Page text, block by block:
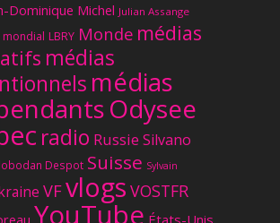
Dominique Michel Julian Assange
mondial LBRY Monde médias
médias
médias
Odysee
radio Russie Silvano
Despot Suisse Sylvain
VFvlogs VOSTFR
YouTube